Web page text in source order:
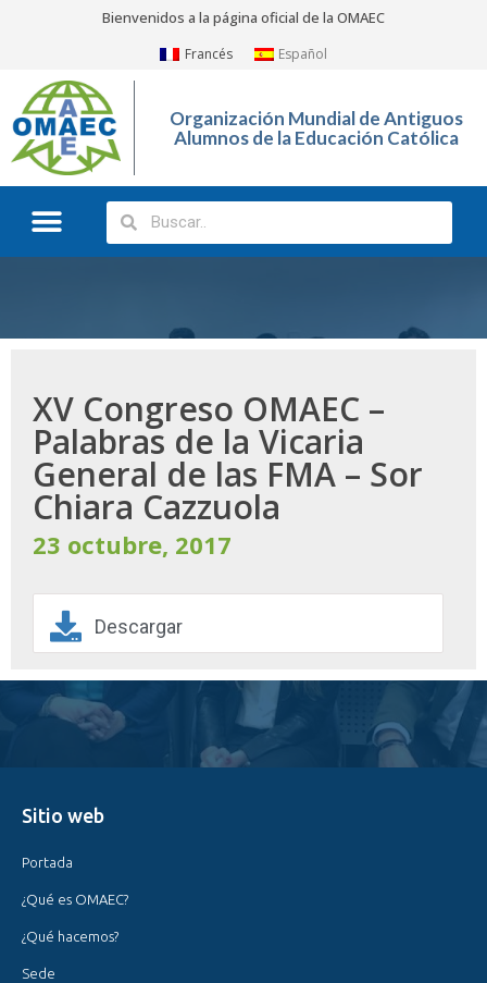
Bienvenidos a la página oficial de la OMAEC
Francés Español
Organización Mundial de Antiguos
Alumnos de la Educación Católica
XV Congreso OMAEC –
Palabras de la Vicaria
General de las FMA – Sor
Chiara Cazzuola
23 octubre, 2017
Descargar
Sitio web
Portada
¿Qué es OMAEC?
¿Qué hacemos?
Sede